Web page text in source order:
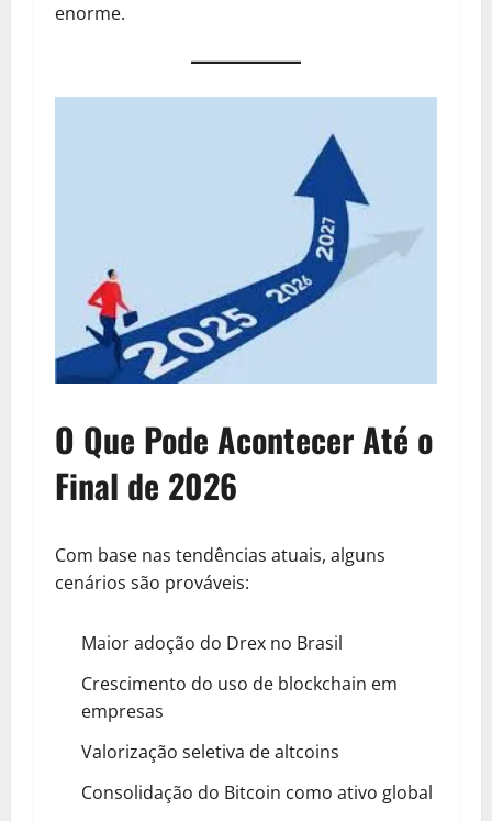
enorme.
O Que Pode Acontecer Até o
Final de 2026
Com base nas tendências atuais, alguns
cenários são prováveis:
Maior adoção do Drex no Brasil
Crescimento do uso de blockchain em
empresas
Valorização seletiva de altcoins
Consolidação do Bitcoin como ativo global